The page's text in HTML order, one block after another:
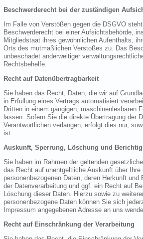
Beschwerderecht bei der zuständigen
Im Falle von Verstößen gegen die DSGVO
Beschwerderecht bei einer Aufsichtsbehörde,
Mitgliedstaat ihres gewöhnlichen Aufenthalts,
Orts des mutmaßlichen Verstoßes zu. Das
unbeschadet anderweitiger
Rechtsbehelfe.
Recht auf Datenübertragbarkeit
Sie haben das Recht, Daten, die wir auf
in Erfüllung eines Vertrags automatisiert
Dritten in einem gängigen, maschinenlesbaren
lassen. Sofern Sie die direkte Übertragung der
Verantwortlichen verlangen, erfolgt dies nur,
ist.
Auskunft, Sperrung, Löschung und
Sie haben im Rahmen der geltenden
das Recht auf unentgeltliche Auskunft über Ihre
personenbezogenen Daten, deren Herkunft und
der Datenverarbeitung und ggf. ein Recht auf
Löschung dieser Daten. Hierzu sowie zu
personenbezogene Daten können Sie sich
Impressum angegebenen Adresse an uns
Recht auf Einschränkung der Verarbeitung